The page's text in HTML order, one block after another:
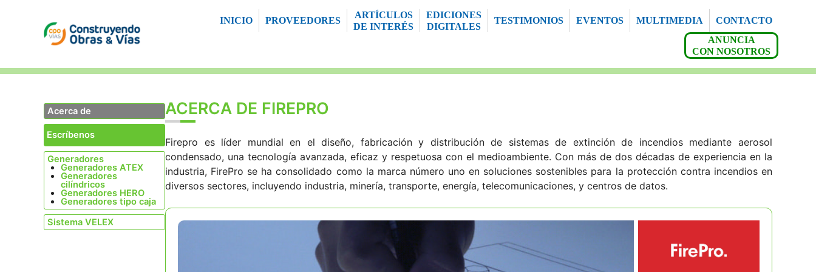
contenido
INICIO PROVEEDORES
ARTÍCULOS
DE INTERÉS
EDICIONES
DIGITALES
TESTIMONIOS EVENTOS MULTIMEDIA
CONTACTO
ANUNCIA
CON NOSOTROS
Acerca de
Escríbenos
Generadores
Generadores ATEX
Generadores
cilíndricos
Generadores HERO
Generadores tipo caja
Sistema VELEX
ACERCA DE FIREPRO
Firepro es líder mundial en el diseño, fabricación y distribución de sistemas de extinción de incendios mediante aerosol
condensado, una tecnología avanzada, eficaz y respetuosa con el medioambiente. Con más de dos décadas de experiencia en la
industria, FirePro se ha consolidado como la marca número uno en soluciones sostenibles para la protección contra incendios en
diversos sectores, incluyendo industria, minería, transporte, energía, telecomunicaciones, y centros de datos.